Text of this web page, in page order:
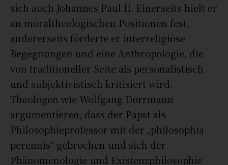
sich auch Johannes Paul II. Einerseits hielt er
an moraltheologischen Positionen fest,
andererseits förderte er interreligiöse
Begegnungen und eine Anthropologie, die
von traditioneller Seite als personalistisch
und subjektivistisch kritisiert wird.
Theologen wie Wolfgang Dörrmann
argumentieren, dass der Papst als
Philosophieprofessor mit der „philosophia
perennis“ gebrochen und sich der
Phänomenologie und Existenzphilosophie